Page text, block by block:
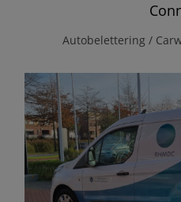
Autobelettering /